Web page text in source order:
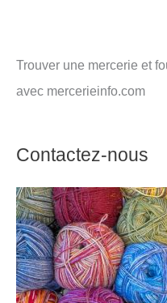
Trouver une mercerie et
avec mercerieinfo.com
Contactez-nous